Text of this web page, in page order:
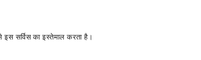
इस सर्विस का इस्तेमाल करता है।